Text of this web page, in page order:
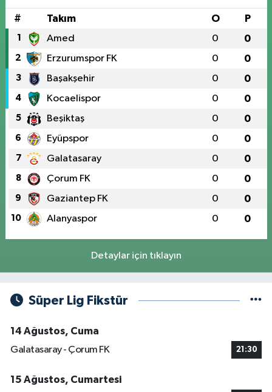
# Takım O P
1 Amed 0 0
2 Erzurumspor FK 0 0
3 Başakşehir 0 0
4 Kocaelispor 0 0
5 Beşiktaş 0 0
6 Eyüpspor 0 0
7 Galatasaray 0 0
8 Çorum FK 0 0
9 Gaziantep FK 0 0
10 Alanyaspor 0 0
Detaylar için tıklayın
Süper Lig Fikstür
14 Ağustos, Cuma
Galatasaray - Çorum FK
21:30
15 Ağustos, Cumartesi